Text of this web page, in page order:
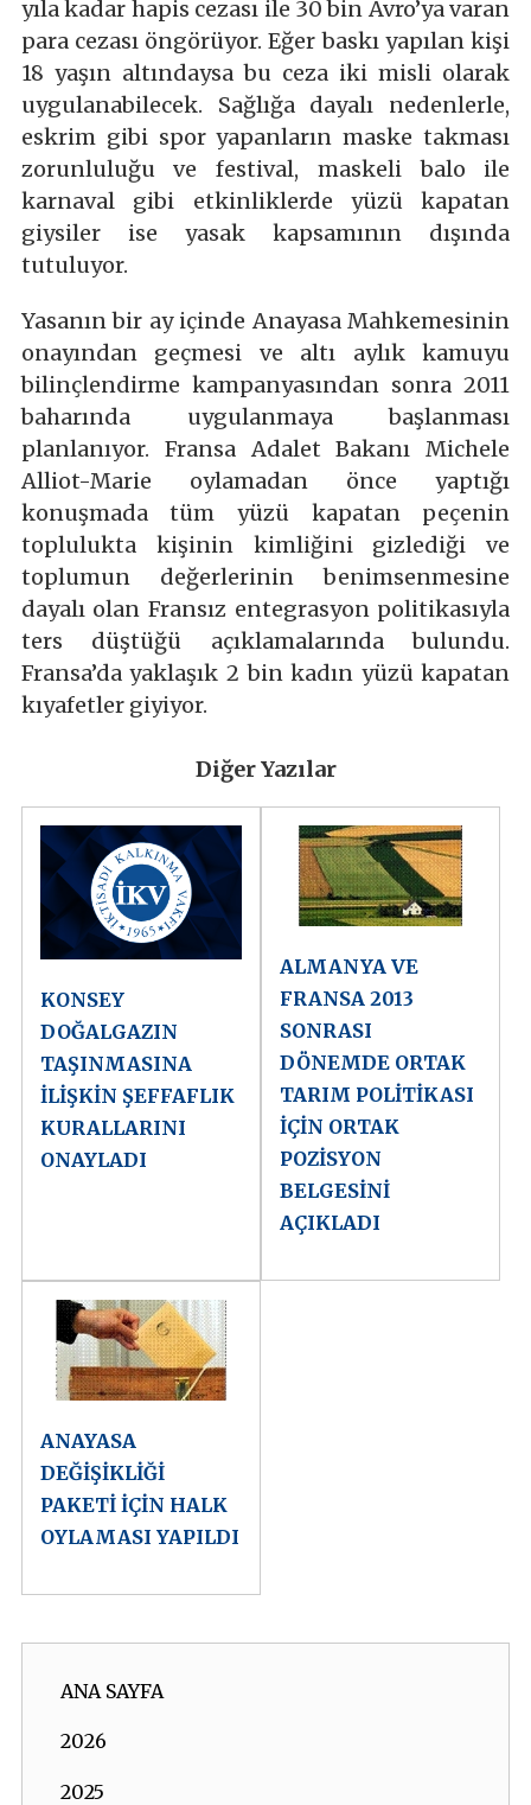
yıla kadar hapis cezası ile 30 bin Avro’ya varan
para cezası öngörüyor. Eğer baskı yapılan kişi
18 yaşın altındaysa bu ceza iki misli olarak
uygulanabilecek. Sağlığa dayalı nedenlerle,
eskrim gibi spor yapanların maske takması
zorunluluğu ve festival, maskeli balo ile
karnaval gibi etkinliklerde yüzü kapatan
giysiler ise yasak kapsamının dışında
tutuluyor.
Yasanın bir ay içinde Anayasa Mahkemesinin
onayından geçmesi ve altı aylık kamuyu
bilinçlendirme kampanyasından sonra 2011
baharında uygulanmaya başlanması
planlanıyor. Fransa Adalet Bakanı Michele
Alliot-Marie oylamadan önce yaptığı
konuşmada tüm yüzü kapatan peçenin
toplulukta kişinin kimliğini gizlediği ve
toplumun değerlerinin benimsenmesine
dayalı olan Fransız entegrasyon politikasıyla
ters düştüğü açıklamalarında bulundu.
Fransa’da yaklaşık 2 bin kadın yüzü kapatan
kıyafetler giyiyor.
Diğer Yazılar
KONSEY
DOĞALGAZIN
TAŞINMASINA
İLİŞKİN ŞEFFAFLIK
KURALLARINI
ONAYLADI
ALMANYA VE
FRANSA 2013
SONRASI
DÖNEMDE ORTAK
TARIM POLİTİKASI
İÇİN ORTAK
POZİSYON
BELGESİNİ
AÇIKLADI
ANAYASA
DEĞİŞİKLİĞİ
PAKETİ İÇİN HALK
OYLAMASI YAPILDI
ANA SAYFA
2026
2025